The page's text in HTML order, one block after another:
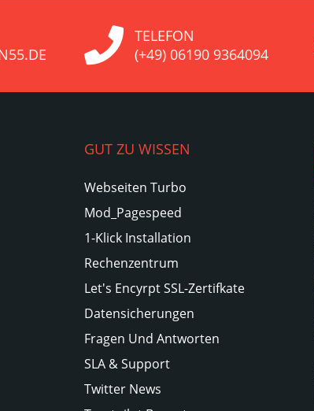
TELEFON
(+49) 06190 9364094
GUT ZU WISSEN
Webseiten Turbo
Mod_Pagespeed
1-Klick Installation
Rechenzentrum
Let's Encyrpt SSL-Zertifkate
Datensicherungen
Fragen Und Antworten
SLA & Support
Twitter News